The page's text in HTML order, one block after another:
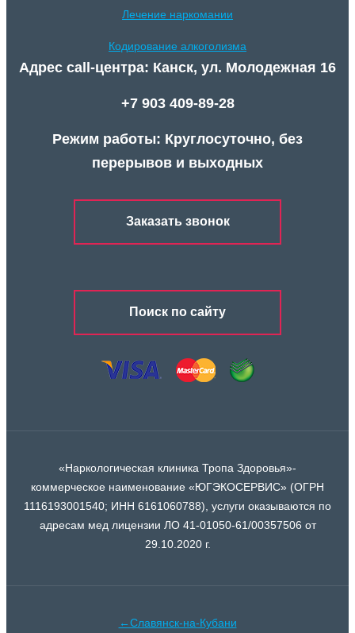
Лечение наркомании
Кодирование алкоголизма
Адрес call-центра: Канск, ул. Молодежная 16
+7 903 409-89-28
Режим работы: Круглосуточно, без
перерывов и выходных
Заказать звонок
Поиск по сайту
«Наркологическая клиника Тропа Здоровья»-
коммерческое наименование «ЮГЭКОСЕРВИС» (ОГРН
1116193001540; ИНН 6161060788), услуги оказываются по
адресам мед лицензии ЛО 41-01050-61/00357506 от
29.10.2020 г.
←Славянск-на-Кубани